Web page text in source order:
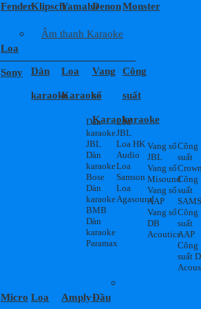
FenderKlipschYamahaDenonMonster
Loa
Sony
Âm thanh Karaoke
Dàn
karaoke
Dàn
karaoke
JBL
Dàn
karaoke
Bose
Dàn
karaoke
BMB
Dàn
karaoke
Paramax
Loa
Karaoke
Loa
JBL
Loa HK
Audio
Loa
Samson
Loa
Agasound
Vang
số
Karaoke
Vang số
JBL
Vang số
Misound
Vang số
AAP
Vang số
DB
Acoutics
Công
suất
karaoke
Công
suất
Crown
Công
suất
Công
suất
AAP
Công
suất
Micro Loa AmplyĐầu